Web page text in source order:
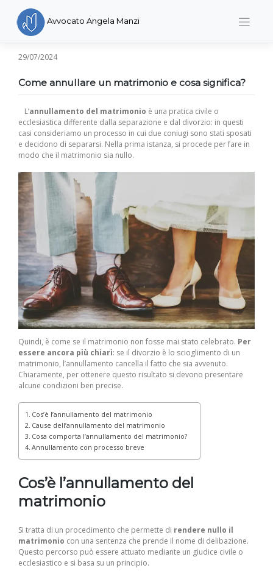
content
Avvocato Angela Manzi
29/07/2024
Come annullare un matrimonio e cosa significa?
L’annullamento del matrimonio è una pratica civile o
ecclesiastica differente dalla separazione e dal divorzio: in questi
casi consideriamo un processo in cui due coniugi sono stati sposati
e decidono di separarsi. Nella prima istanza, si procede per fare in
modo che il matrimonio sia nullo.
Quindi, è come se il matrimonio non fosse mai stato celebrato. Per
essere ancora più chiari: se il divorzio è lo scioglimento di un
matrimonio, l’annullamento cancella il fatto che sia avvenuto.
Chiaramente, per ottenere questo risultato si devono presentare
alcune condizioni ben precise.
Cos’è l’annullamento del matrimonio
Cause dell’annullamento del matrimonio
Cosa comporta l’annullamento del matrimonio?
Annullamento con processo breve
Cos’è l’annullamento del
matrimonio
Si tratta di un procedimento che permette di rendere nullo il
matrimonio con una sentenza che prende il nome di delibazione.
Questo percorso può essere attuato mediante un giudice civile o
ecclesiastico e si basa su un principio.